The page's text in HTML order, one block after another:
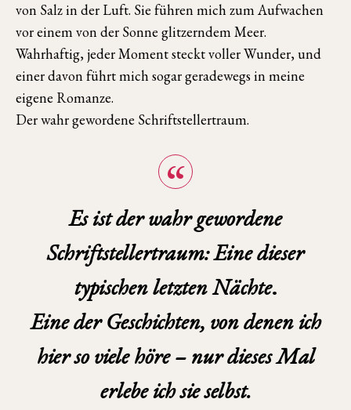
von Salz in der Luft. Sie führen mich zum Aufwachen
vor einem von der Sonne glitzerndem Meer.
Wahrhaftig, jeder Moment steckt voller Wunder, und
einer davon führt mich sogar geradewegs in meine
eigene Romanze.
Der wahr gewordene Schriftstellertraum.
Es ist der wahr gewordene
Schriftstellertraum: Eine dieser
typischen letzten Nächte.
Eine der Geschichten, von denen ich
hier so viele höre – nur dieses Mal
erlebe ich sie selbst.